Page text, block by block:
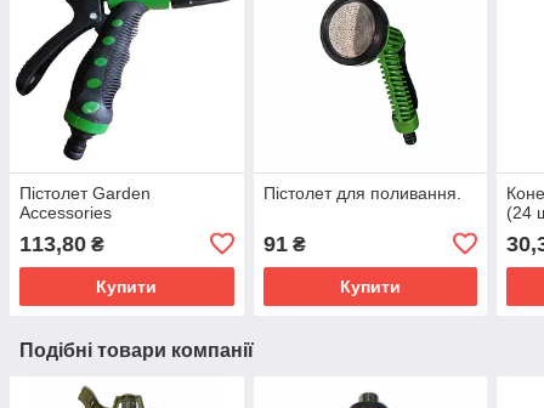
Пістолет Garden
Accessories
113,80 ₴
Купити
Пістолет для поливання.
91₴
Купити
(24
Подібні товари компанії